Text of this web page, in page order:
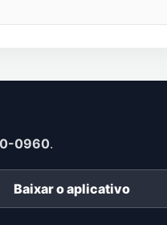
0960.
Baixar o aplicativo